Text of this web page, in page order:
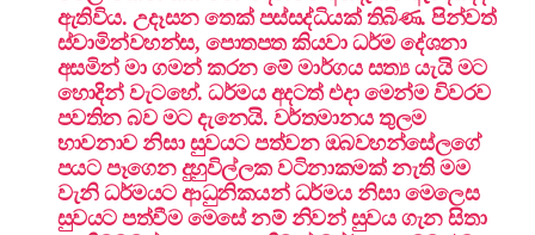
ඇතිවිය. උදෑසන තෙක් පස්සද්ධියක් තිබිණ. පින්වත්
ස්වාමින්වහන්ස, පොතපත කියවා ධර්ම දේශනා
අසමින් මා ගමන් කරන මේ මාර්ගය සත්‍ය යැයි මට
හොදින් වැටහේ. ධර්මය අදටත් එදා මෙන්ම විවරව
පවතින බව මට දැනෙයි. වර්තමානය තුලම
භාවනාව නිසා සුවයට පත්වන ඔබවහන්සේලගේ
පයට පෑගෙන දුහුවිල්ලක වටිනාකමක් නැති මම
වැනි ධර්මයට ආධුනිකයන් ධර්මය නිසා මෙලෙස
සුවයට පත්වීම මෙසේ නම් නිවන් සුවය ගැන සිතා